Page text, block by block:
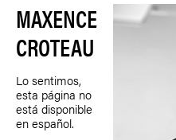
MAXENCE
CROTEAU
Lo sentimos,
esta página no
está disponible
en español.